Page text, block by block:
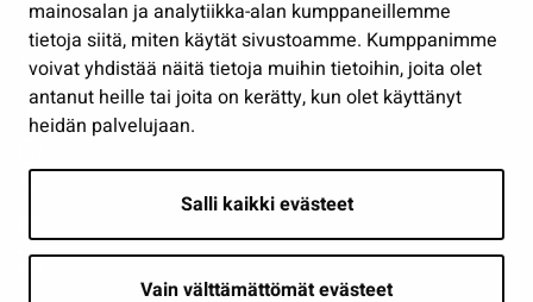
mainosalan ja analytiikka-alan kumppaneillemme
tietoja siitä, miten käytät sivustoamme. Kumppanimme
voivat yhdistää näitä tietoja muihin tietoihin, joita olet
antanut heille tai joita on kerätty, kun olet käyttänyt
heidän palvelujaan.
Salli kaikki evästeet
Vain välttämättömät evästeet
Seuraa meitä